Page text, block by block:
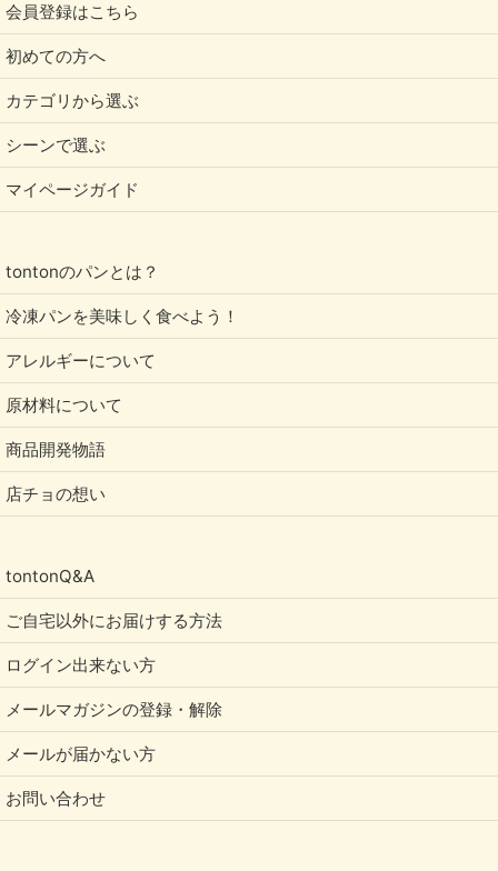
会員登録はこちら
初めての方へ
カテゴリから選ぶ
シーンで選ぶ
マイページガイド
tontonのパンとは？
冷凍パンを美味しく食べよう！
アレルギーについて
原材料について
商品開発物語
店チョの想い
tontonQ&A
ご自宅以外にお届けする方法
ログイン出来ない方
メールマガジンの登録・解除
メールが届かない方
お問い合わせ